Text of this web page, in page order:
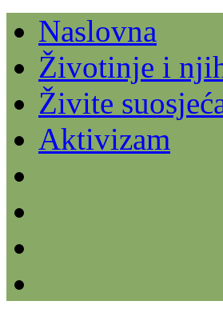
Naslovna
Životinje i
Živite
Aktivizam